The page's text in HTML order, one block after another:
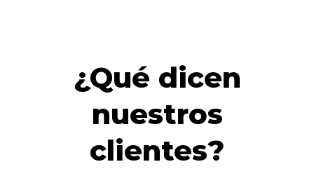
¿Qué dicen
nuestros
clientes?